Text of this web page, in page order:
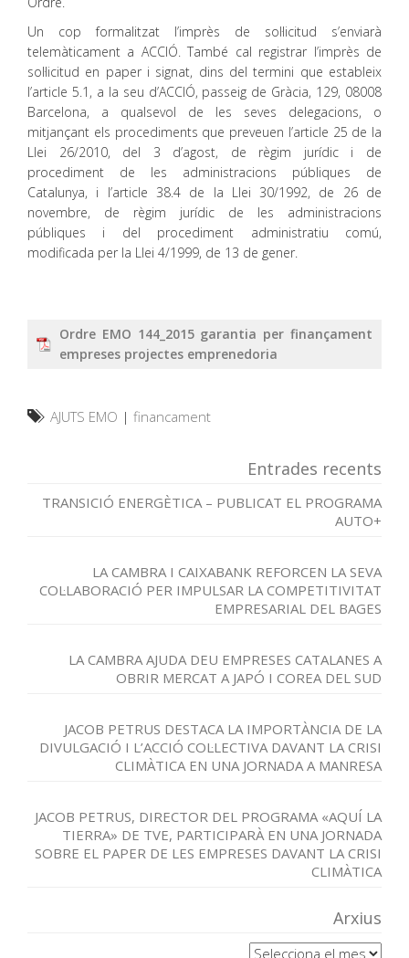
Un cop formalitzat l’imprès de sol·licitud s’enviarà
telemàticament a ACCIÓ. També cal registrar l’imprès de
sol·licitud en paper i signat, dins del termini que estableix
l’article 5.1, a la seu d’ACCIÓ, passeig de Gràcia, 129, 08008
Barcelona, a qualsevol de les seves delegacions, o
mitjançant els procediments que preveuen l’article 25 de la
Llei 26/2010, del 3 d’agost, de règim jurídic i de
procediment de les administracions públiques de
Catalunya, i l’article 38.4 de la Llei 30/1992, de 26 de
novembre, de règim jurídic de les administracions
públiques i del procediment administratiu comú,
modificada per la Llei 4/1999, de 13 de gener.
Ordre EMO 144_2015 garantia per finançament
empreses projectes emprenedoria
AJUTS EMO | financament
Entrades recents
TRANSICIÓ ENERGÈTICA – PUBLICAT EL PROGRAMA
AUTO+
LA CAMBRA I CAIXABANK REFORCEN LA SEVA
COL·LABORACIÓ PER IMPULSAR LA COMPETITIVITAT
EMPRESARIAL DEL BAGES
LA CAMBRA AJUDA DEU EMPRESES CATALANES A
OBRIR MERCAT A JAPÓ I COREA DEL SUD
JACOB PETRUS DESTACA LA IMPORTÀNCIA DE LA
DIVULGACIÓ I L’ACCIÓ COL·LECTIVA DAVANT LA CRISI
CLIMÀTICA EN UNA JORNADA A MANRESA
JACOB PETRUS, DIRECTOR DEL PROGRAMA «AQUÍ LA
TIERRA» DE TVE, PARTICIPARÀ EN UNA JORNADA
SOBRE EL PAPER DE LES EMPRESES DAVANT LA CRISI
CLIMÀTICA
Arxius
Arxius